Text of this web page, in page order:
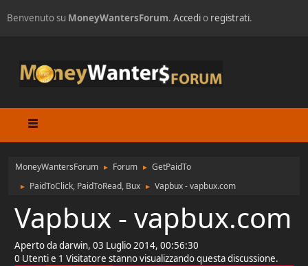
Benvenuto su MoneyWantersForum. Accedio registrati.
MoneyWantersForum ► Forum ► GetPaidTo
► PaidToClick, PaidToRead, Bux ► Vapbux - vapbux.com
Vapbux - vapbux.com
Aperto da darwin, 03 Luglio 2014, 00:56:30
0 Utenti e 1 Visitatore stanno visualizzando questa discussione.